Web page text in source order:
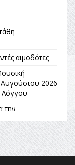
–
αιμοδότες
Αυγούστου 2026
Λόγγου
την
απέναντι
γύρο του